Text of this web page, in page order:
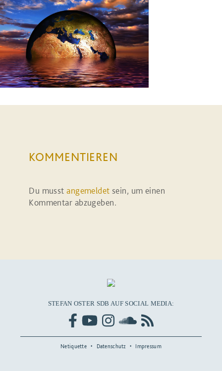
KOMMENTIEREN
Du musstangemeldet sein, um einen
Kommentar abzugeben.
STEFAN OSTER SDB AUF SOCIAL MEDIA:
Netiquette Datenschutz Impressum